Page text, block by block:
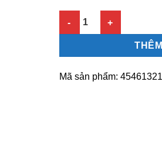
Nước hồng sâm hươu
Mã sản phẩm: